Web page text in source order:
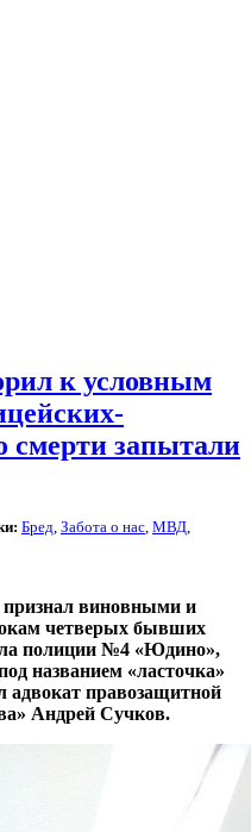
к условным
смерти запытали
Бред Забота о нас МВД
признал виновными и
четверых бывших
полиции №4 «Юдино»,
названием «ласточка»
адвокат правозащитной
Андрей Сучков.